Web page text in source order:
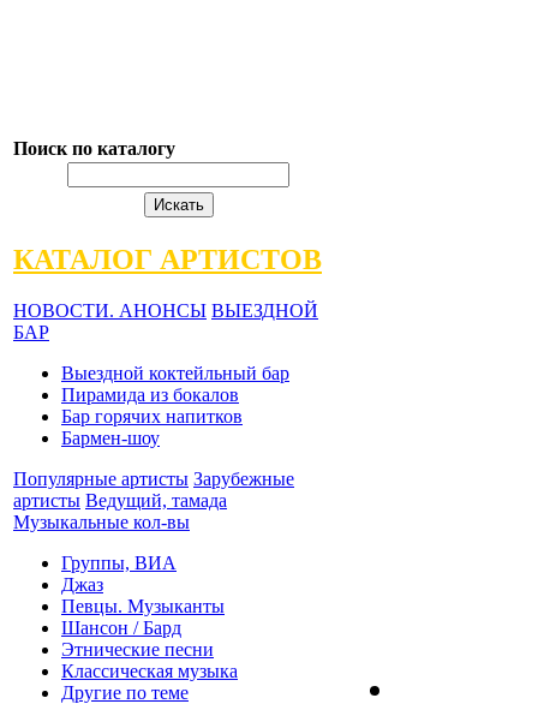
Поиск по каталогу
КАТАЛОГ АРТИСТОВ
НОВОСТИ. АНОНСЫ ВЫЕЗДНОЙ
БАР
Выездной коктейльный бар
Пирамида из бокалов
Бар горячих напитков
Бармен-шоу
Популярные артисты Зарубежные
артисты Ведущий, тамада
Музыкальные кол-вы
Группы, ВИА
Джаз
Певцы. Музыканты
Шансон / Бард
Этнические песни
Классическая музыка
Другие по теме